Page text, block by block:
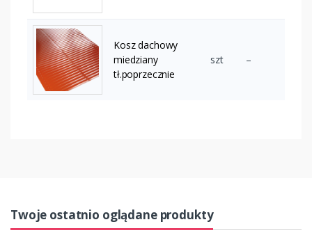
Kosz dachowy
miedziany
tł.poprzecznie
szt –
Twoje ostatnio oglądane produkty